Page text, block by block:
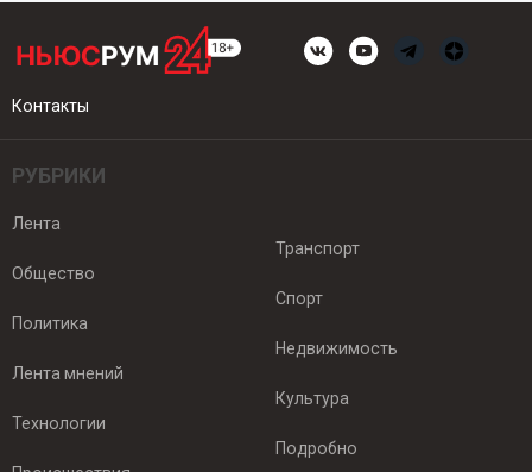
Контакты
РУБРИКИ
Лента
Общество
Политика
Лента мнений
Технологии
Транспорт
Спорт
Недвижимость
Культура
Подробно